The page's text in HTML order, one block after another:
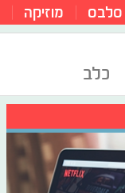
סלבס מוזיקה
כלב